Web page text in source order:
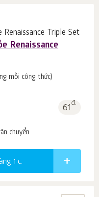
Renaissance
mỗi công thức)
61đ.
chuyển
1 c.